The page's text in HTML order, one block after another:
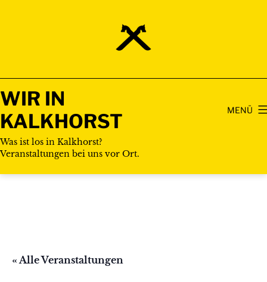
WIR IN
KALKHORST
Was ist los in Kalkhorst?
Veranstaltungen bei uns vor Ort.
MENÜ
« Alle Veranstaltungen